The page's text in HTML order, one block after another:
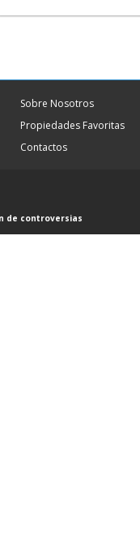
Sobre Nosotros
Propiedades Favoritas
Contactos
de controversias